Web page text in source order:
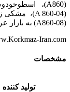
(A860-08) به بازار عرضه شده است.
Iran.com
مشخصات
تولید کننده